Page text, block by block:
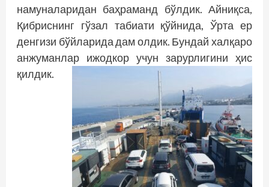
намуналаридан баҳраманд бўлдик. Айниқса,
Қибриснинг гўзал табиати қўйнида, Ўрта ер
денгизи бўйларида дам олдик. Бундай халқаро
анжуманлар ижодкор учун зарурлигини ҳис
қилдик.